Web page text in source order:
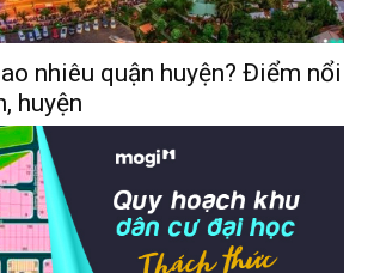
nhiêu quận huyện? Điểm nổi
huyện